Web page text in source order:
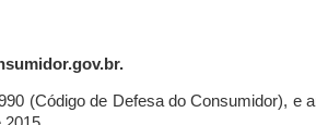
(Código de Defesa do Consumidor), e